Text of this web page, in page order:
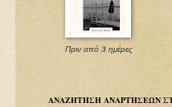
Πριν από 3 ημέρες
ΑΝΑΖΗΤΗΣΗ ΑΝΑΡΤΗΣΕΩΝ